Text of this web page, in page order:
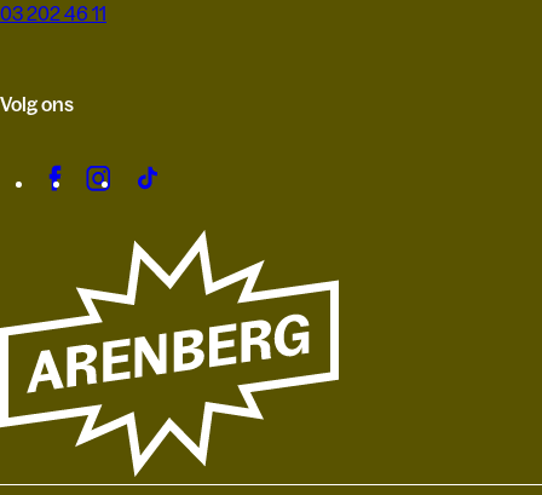
03 202 46 11
Volg ons